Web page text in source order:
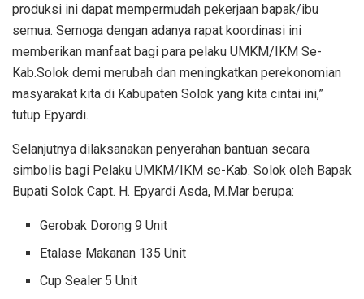
produksi ini dapat mempermudah pekerjaan bapak/ibu
semua. Semoga dengan adanya rapat koordinasi ini
memberikan manfaat bagi para pelaku UMKM/IKM Se-
Kab.Solok demi merubah dan meningkatkan perekonomian
masyarakat kita di Kabupaten Solok yang kita cintai ini,”
tutup Epyardi.
Selanjutnya dilaksanakan penyerahan bantuan secara
simbolis bagi Pelaku UMKM/IKM se-Kab. Solok oleh Bapak
Bupati Solok Capt. H. Epyardi Asda, M.Mar berupa:
Gerobak Dorong 9 Unit
Etalase Makanan 135 Unit
Cup Sealer 5 Unit